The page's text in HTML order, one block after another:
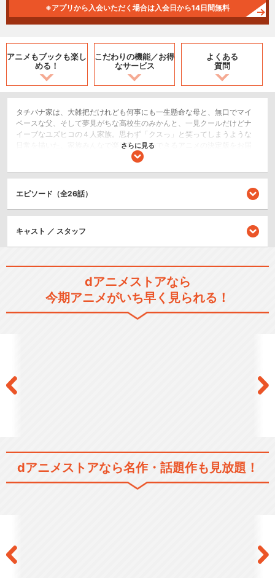
※アプリから入会いただく場合は入会日から14日間無料
アニメもブックも楽し
める！
こだわりの機能／お得
なサービス
よくある
質問
タチバナ家は、大雑把だけれども何事にも一生懸命な母と、無口でマイ
ペースな父、そして夢見がちな高校生のみかんと、一見クールだけどナ
イーブなユズヒコの４人家族。思わず「クスっ」と笑ってしまうような
日常を描いた、家族みんなで楽しむことのできるアニメの決定版をお届
コメディ/ギャグ
日常/ほのぼの
キッズ/ファミリー
あたしンち(第1話～第26話)
さらに見る
エピソード（全26話）
キャスト ／ スタッフ
dアニメストアなら
今期アニメがいち早く見られる！
dアニメストアなら名作・話題作も見放題！